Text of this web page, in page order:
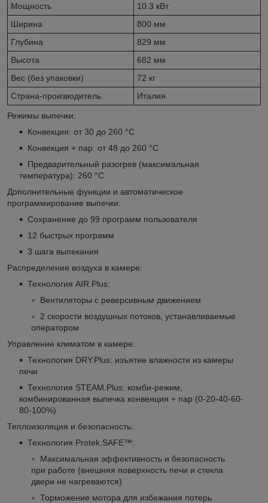
Мощность
10.3 кВт
Ширина
800 мм
Глубина
829 мм
Высота
682 мм
Вес (без упаковки)
72 кг
Страна-производитель
Италия
Режимы выпечки:
Конвекция: от 30 до 260 °C
Конвекция + пар: от 48 до 260 °C
Предварительный разогрев (максимальная
температура): 260 °С
Дополнительные функции и автоматическое
программирование выпечки:
Сохранение до 99 программ пользователя
12 быстрых программ
3 шага выпекания
Распределение воздуха в камере:
Технология AIR.Plus:
Вентиляторы с реверсивным движением
2 скорости воздушных потоков, устанавливаемые
оператором
Управление климатом в камере:
Технология DRY.Plus: изъятие влажности из камеры
печи
Технология STEAM.Plus: комби-режим,
комбинированная выпечка конвенция + пар (0-20-40-60-
80-100%)
Теплоизоляция и безопасность:
Технология Protek.SAFE™:
Максимальная эффективность и безопасность
при работе (внешняя поверхность печи и стекла
двери не нагреваются)
Торможение мотора для избежания потерь